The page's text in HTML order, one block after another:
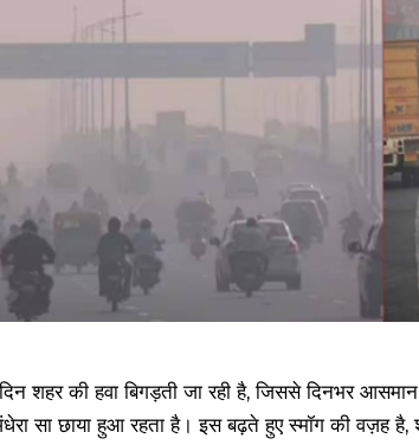
शहर की हवा बिगड़ती जा रही है, जिससे दिनभर
सा छाया हुआ रहता है। इस बढ़ते हुए स्मॉग की वज़ह